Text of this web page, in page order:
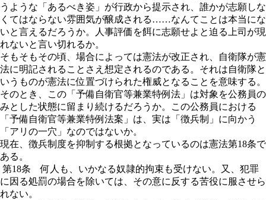
うような「あるべき姿」が行政から提示され、誰かが志願しな
くてはならない雰囲気が醸成される……なんてことは本当にな
いと言えるだろうか。人事評価を餌に志願せよと迫る上司が現
れないと言い切れるか。
そもそもその頃、場合によっては憲法が改正され、自衛隊が憲
法に明記されることさえ想定されるのである。それは自衛隊と
いうものが憲法に位置づけられた権威となることを意味する。
そのとき、この「予備自衛官等兼業特例法」は対象を公務員の
みとした状態に留まり続けるだろうか。この公務員における
「予備自衛官等兼業特例法案」は、実は 「徴兵制」に向かう
「アリの一穴」なのではないか。
現在、徴兵制度を抑制する根拠となっているのは憲法第18条で
ある。
第18条 何人も、いかなる奴隷的拘束も受けない。又、犯罪
に因る処罰の場合を除いては、その意に反する苦役に服させら
れない。